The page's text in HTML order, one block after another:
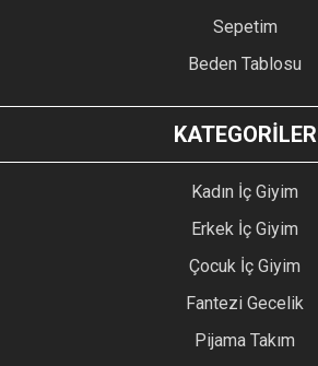
Sepetim
Beden Tablosu
KATEGORİLER
Kadın İç Giyim
Erkek İç Giyim
Çocuk İç Giyim
Fantezi Gecelik
Pijama Takım